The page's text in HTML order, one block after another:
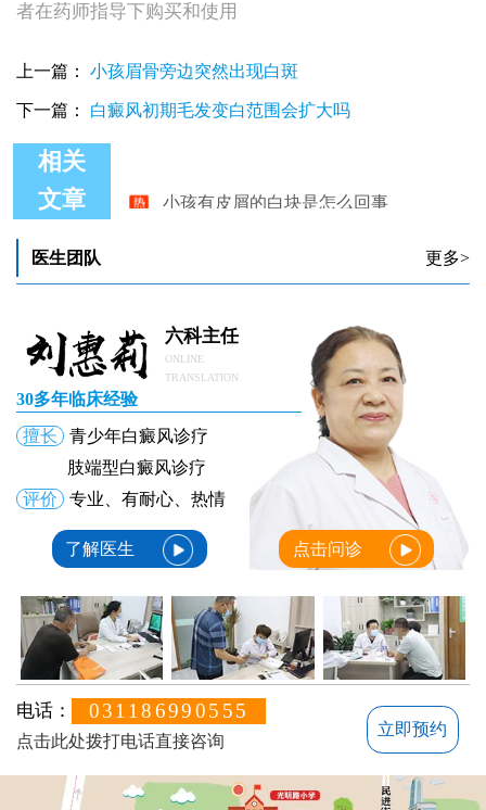
者在药师指导下购买和使用
上一篇： 小孩眉骨旁边突然出现白斑
下一篇： 白癜风初期毛发变白范围会扩大吗
相关
文章
医生团队 更多>
六科主任
ONLINE
TRANSLATION
30多年临床经验
擅长
青少年白癜风诊疗
肢端型白癜风诊疗
评价
专业、有耐心、热情
了解医生 点击问诊
电话： 031186990555
点击此处拨打电话直接咨询
立即预约